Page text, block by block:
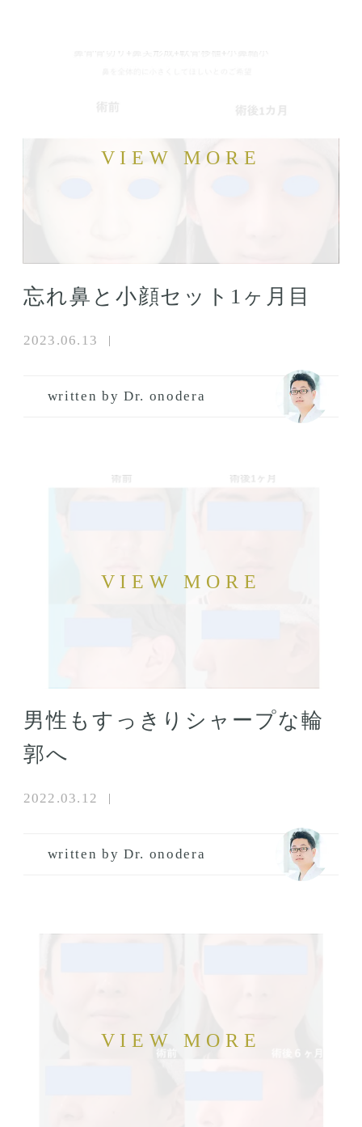
忘れ鼻と小顔セット1ヶ月目
2023.06.13
written by Dr. onodera
男性もすっきりシャープな輪
郭へ
2022.03.12
written by Dr. onodera